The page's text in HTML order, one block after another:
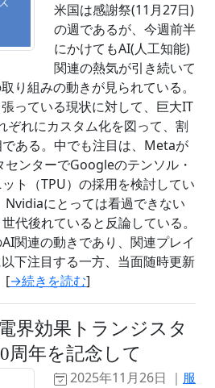
米国は感謝祭(11月27日)
の週であるが、今週前半
にかけてもAI(人工知能)
関連の熱気が引き続いて
り組みの動きが見られている。
っている現状に対して、巨大IT
ぞれにカスタム化を図って、割
ある。中でも注目は、Metaが
ンターでGoogleのテンソル・
ト（TPU）の採用を検討してい
Nvidiaにとっては看過できない
代後れていると反論している。
関連の動きであり、関連プレイ
下注目する一方、当面随時更新
[→続きを読む]
界効果トランジスタ
周年を記念して
2025年11月26日 ｜ 服